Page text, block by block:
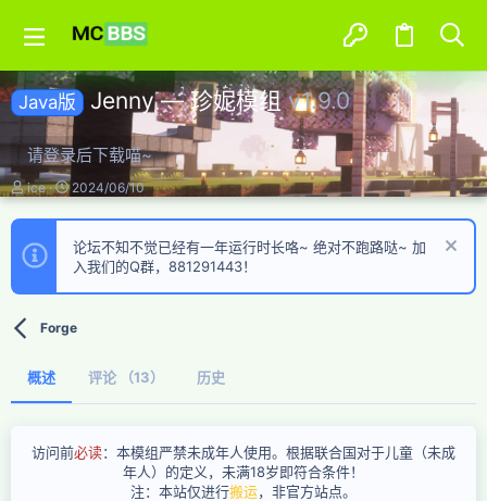
Java版 Jenny — 珍妮模组v1.9.0
请登录后下载喵~
作
者
ice
创
建
日
期
2024/06/10
论坛不知不觉已经有一年运行时长咯~ 绝对不跑路哒~ 加
入我们的Q群，881291443！
Forge
概述 评论 （13） 历史
访问前必读：本模组严禁未成年人使用。根据联合国对于儿童（未成
年人）的定义，未满18岁即符合条件！
注：本站仅进行搬运，非官方站点。